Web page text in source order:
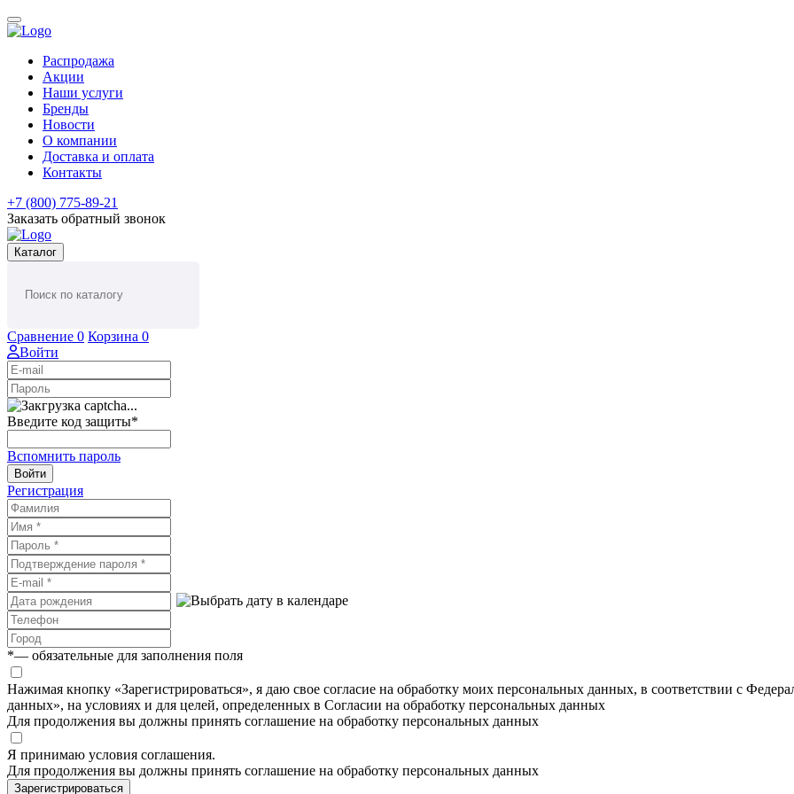
Распродажа
Акции
Наши услуги
Бренды
Новости
О компании
Доставка и оплата
Контакты
+7 (800) 775-89-21
Заказать обратный звонок
Каталог
Сравнение 0 Корзина 0
Войти
Введите код защиты*
Вспомнить пароль
Войти
Регистрация
*— обязательные для заполнения поля
Нажимая кнопку «Зарегистрироваться», я даю свое согласие на обработку моих персональных данных, в соответствии с
данных», на условиях и для целей, определенных в Согласии на обработку персональных данных
Для продолжения вы должны принять соглашение на обработку персональных данных
Я принимаю условия соглашения.
Для продолжения вы должны принять соглашение на обработку персональных данных
Зарегистрироваться